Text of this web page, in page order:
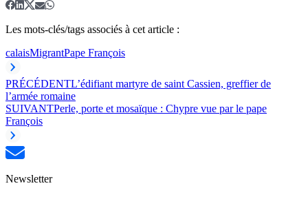
Les mots-clés/tags associés à cet article :
calaisMigrantPape François
PRÉCÉDENTL’édifiant martyre de saint Cassien, greffier de
l’armée romaine
SUIVANTPerle, porte et mosaïque : Chypre vue par le pape
François
Newsletter